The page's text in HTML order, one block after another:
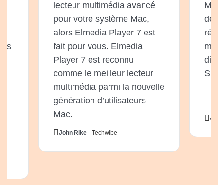
lecteur multimédia avancé
pour votre système Mac,
alors Elmedia Player 7 est
fait pour vous. Elmedia
Player 7 est reconnu
comme le meilleur lecteur
multimédia parmi la nouvelle
génération d’utilisateurs
Mac.
John Rike Techwibe
de